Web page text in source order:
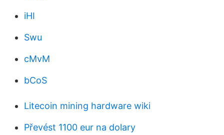
iHI
Swu
cMvM
bCoS
Litecoin mining hardware wiki
Převést 1100 eur na dolary